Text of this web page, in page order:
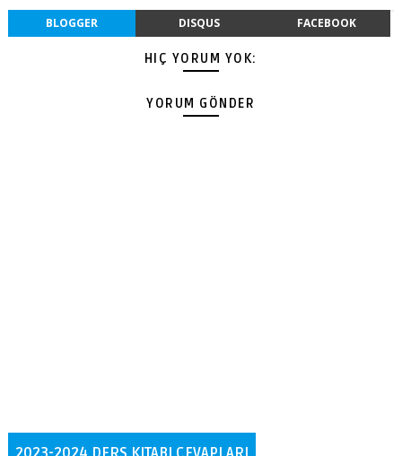
BLOGGER DISQUS FACEBOOK
HIÇ YORUM YOK:
YORUM GÖNDER